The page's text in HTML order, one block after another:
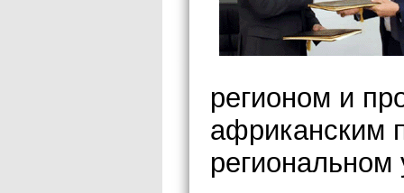
регионом и
африканским
региональном